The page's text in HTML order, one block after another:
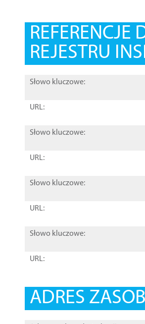
REJESTRU
Słowo kluczowe:
URL:
Słowo kluczowe:
URL:
Słowo kluczowe:
URL:
Słowo kluczowe:
URL:
ADRES